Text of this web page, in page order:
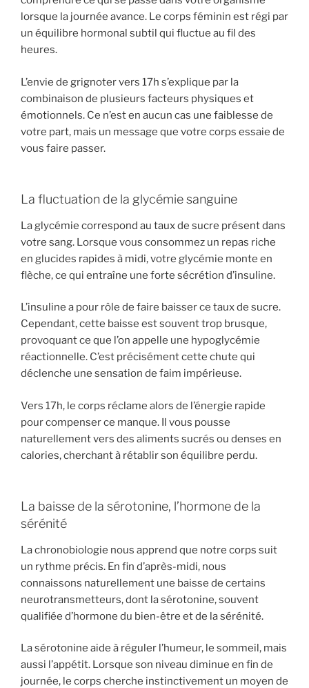
lorsque la journée avance. Le corps féminin est régi par
un équilibre hormonal subtil qui fluctue au fil des
heures.
L’envie de grignoter vers 17h s’explique par la
combinaison de plusieurs facteurs physiques et
émotionnels. Ce n’est en aucun cas une faiblesse de
votre part, mais un message que votre corps essaie de
vous faire passer.
La fluctuation de la glycémie sanguine
La glycémie correspond au taux de sucre présent dans
votre sang. Lorsque vous consommez un repas riche
en glucides rapides à midi, votre glycémie monte en
flèche, ce qui entraîne une forte sécrétion d’insuline.
L’insuline a pour rôle de faire baisser ce taux de sucre.
Cependant, cette baisse est souvent trop brusque,
provoquant ce que l’on appelle une hypoglycémie
réactionnelle. C’est précisément cette chute qui
déclenche une sensation de faim impérieuse.
Vers 17h, le corps réclame alors de l’énergie rapide
pour compenser ce manque. Il vous pousse
naturellement vers des aliments sucrés ou denses en
calories, cherchant à rétablir son équilibre perdu.
La baisse de la sérotonine, l’hormone de la
sérénité
La chronobiologie nous apprend que notre corps suit
un rythme précis. En fin d’après-midi, nous
connaissons naturellement une baisse de certains
neurotransmetteurs, dont la sérotonine, souvent
qualifiée d’hormone du bien-être et de la sérénité.
La sérotonine aide à réguler l’humeur, le sommeil, mais
aussi l’appétit. Lorsque son niveau diminue en fin de
journée, le corps cherche instinctivement un moyen de